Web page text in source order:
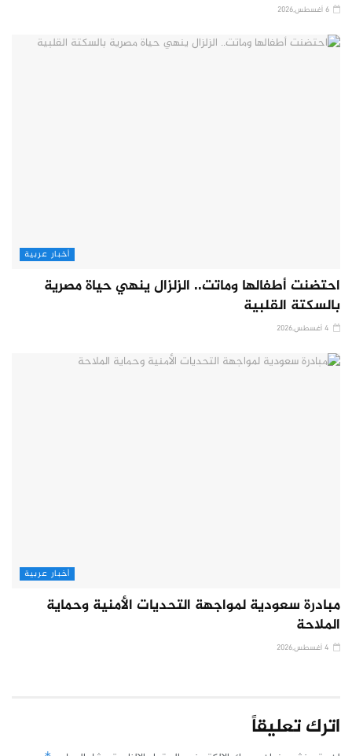
6 أغسطس,2026
أخبار عربية
احتضنت أطفالها وماتت.. الزلزال ينهي حياة مصرية
بالسكتة القلبية
4 أغسطس,2026
أخبار عربية
مبادرة سعودية لمواجهة التحديات الأمنية وحماية
الملاحة
4 أغسطس,2026
اترك تعليقاً